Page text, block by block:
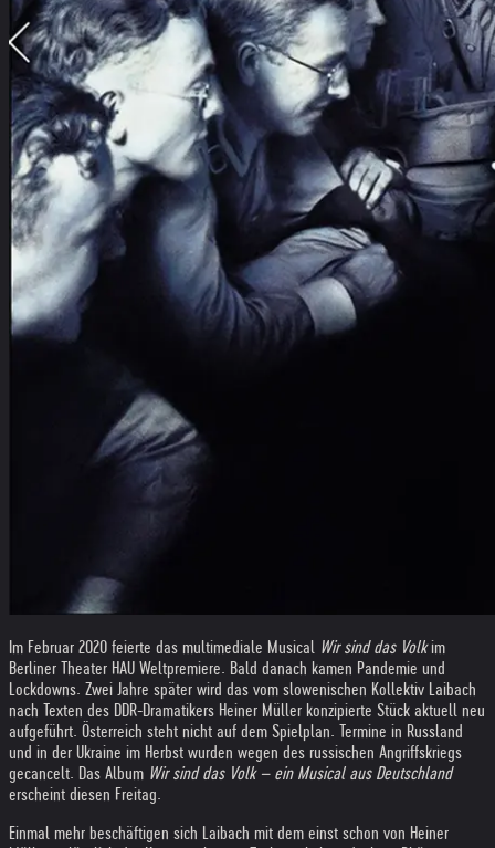
Im Februar 2020 feierte das multimediale Musical Wir sind das Volkim
Berliner Theater HAU Weltpremiere. Bald danach kamen Pandemie und
Lockdowns. Zwei Jahre später wird das vom slowenischen Kollektiv Laibach
nach Texten des DDR-Dramatikers Heiner Müller konzipierte Stück aktuell neu
aufgeführt. Österreich steht nicht auf dem Spielplan. Termine in Russland
und in der Ukraine im Herbst wurden wegen des russischen Angriffskriegs
gecancelt. Das Album Wir sind das Volk – ein Musical aus Deutschland
erscheint diesen Freitag.
Einmal mehr beschäftigen sich Laibach mit dem einst schon von Heiner